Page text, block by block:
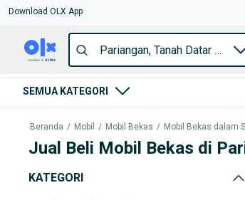
Download OLX App
SEMUA KATEGORI
Beranda / Mobil / Mobil Bekas / Mobil Bekas dalam
Jual Beli Mobil Bekas di
KATEGORI